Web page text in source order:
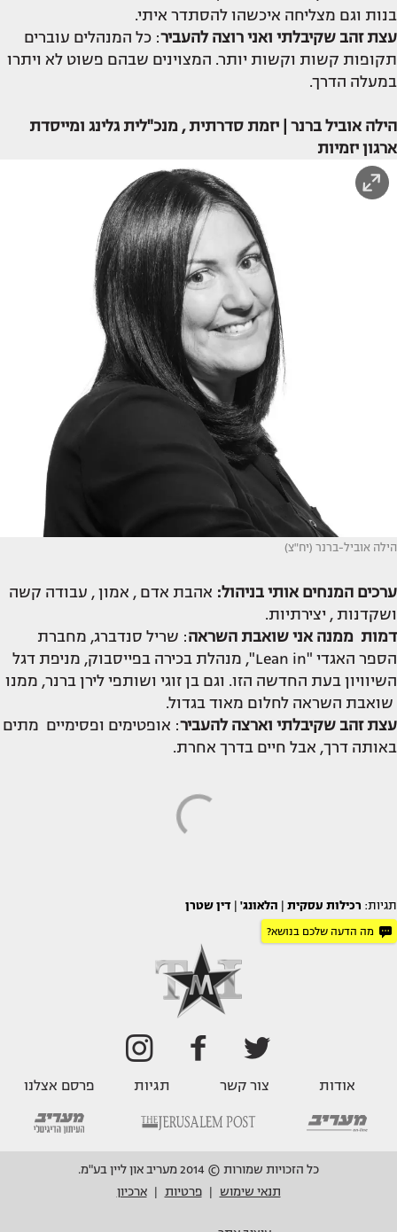
בנות וגם מצליחה איכשהו להסתדר איתי.
עצת זהב שקיבלתי ואני רוצה להעביר: כל המנהלים עוברים
תקופות קשות וקשות יותר. המצוינים שבהם פשוט לא ויתרו
במעלה הדרך.
הילה אוביל ברנר | יזמת סדרתית , מנכ"לית גלינג ומייסדת
ארגון יזמיות
הילה אוביל-ברנר (יח"צ)
ערכים המנחים אותי בניהול: אהבת אדם , אמון , עבודה קשה
ושקדנות , יצירתיות.
דמות ממנה אני שואבת השראה: שריל סנדברג, מחברת
הספר האגדי "Lean in", מנהלת בכירה בפייסבוק, מניפת דגל
השיוויון בעת החדשה הזו. וגם בן זוגי ושותפי לירן ברנר, ממנו
שואבת השראה לחלום מאוד בגדול.
עצת זהב שקיבלתי וארצה להעביר: אופטימים ופסימיים מתים
באותה דרך, אבל חיים בדרך אחרת.
תגיות: רכילות עסקית הלאונג' דין שטרן
מה הדעה שלכם בנושא?
אודות צור קשר תגיות פרסם אצלנו
כל הזכויות שמורות © 2014 מעריב און ליין בע"מ.
תנאי שימוש
פרטיות ארכיון